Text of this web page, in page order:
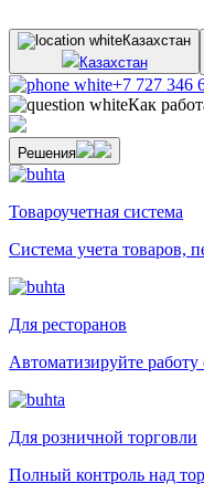
Казахстан
Казахстан
+7 727 346
Как
Решения
Товароучетная система
Система учета товаров,
Для ресторанов
Автоматизируйте
Для розничной торговли
Полный контроль над